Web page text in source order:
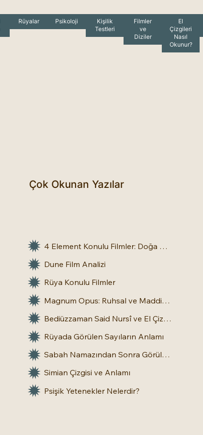
Rüyalar Psikoloji
Kişilik
Testleri
Filmler
ve
Diziler
El
Çizgileri
Nasıl
Okunur?
Çok Okunan Yazılar
4 Element Konulu Filmler: Doğa Üstü Güçler
Dune Film Analizi
Rüya Konulu Filmler
Magnum Opus: Ruhsal ve Maddi Dönüşümün Büyük Eseri
Bediüzzaman Said Nursî ve El Çizgileri: İnsan Doğasına Dair Bir Bakış
Rüyada Görülen Sayıların Anlamı
Sabah Namazından Sonra Görülen Rüya Gerçek Olur mu?
Simian Çizgisi ve Anlamı
Psişik Yetenekler Nelerdir?